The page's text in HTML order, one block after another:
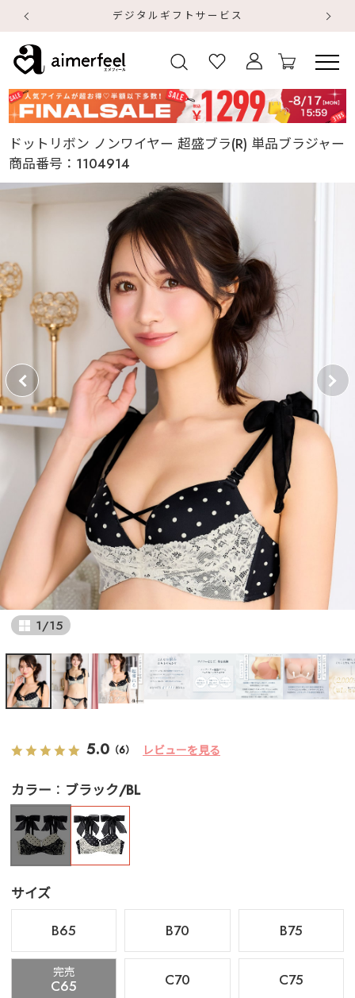
デジタルギフトサービス
ドットリボン ノンワイヤー 超盛ブラ(R) 単品ブラジャー
商品番号： 1104914
1/15
5.0 （6） レビューを見る
カラー ブラック/BL
サイズ
B65
B70 B75
完売
C65 C70 C75